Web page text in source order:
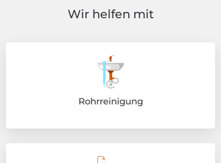
Wir helfen mit
Rohrreinigung